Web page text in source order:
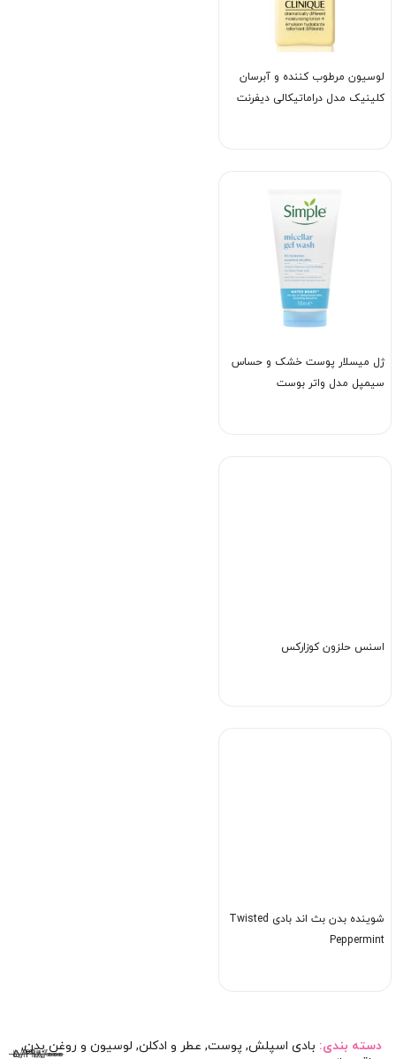
5/298/000
لوسیون مرطوب کننده و آبرسان
کلینیک مدل دراماتیکالی دیفرنت
5/198/000
ژل میسلار پوست خشک و حساس
سیمپل مدل واتر بوست
اسنس حلزون کوزارکس
شوینده بدن بث اند بادی Twisted
Peppermint
2/498/000 دسته بندی: بادی اسپلش, پوست, عطر و ادکلن, لوسیون و روغن بدن,